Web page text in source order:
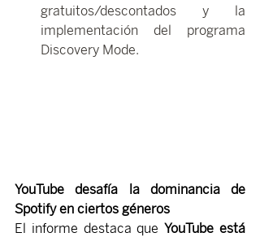
gratuitos/descontados y la
implementación del programa
Discovery Mode.
YouTube desafía la dominancia de
Spotify en ciertos géneros
El informe destaca que YouTube está